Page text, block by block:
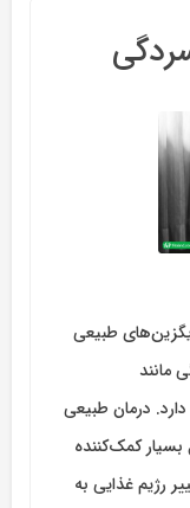
طبیعی
مانند
درمان طبیعی
کمک‌کننده
رژیم غذایی به